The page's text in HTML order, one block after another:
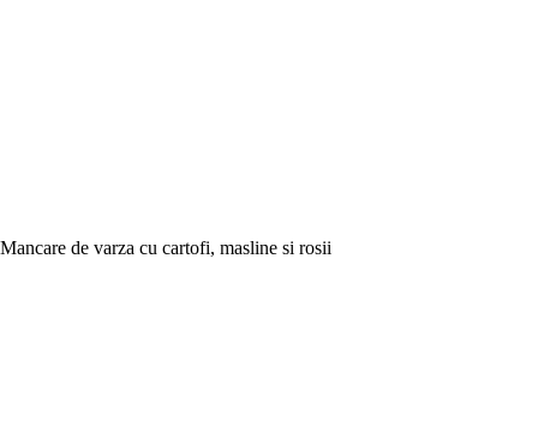
Mancare de varza cu cartofi, masline si rosii